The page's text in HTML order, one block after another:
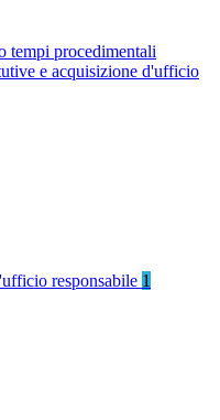
tempi procedimentali
e acquisizione d'ufficio
responsabile 1